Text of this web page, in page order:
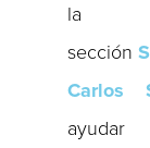
la
sección
Carlos
ayudar